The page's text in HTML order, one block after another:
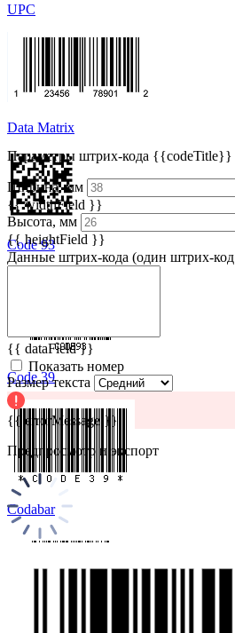
UPC
Data Matrix
Code 93
Code 39
Codabar
Параметры штрих-кода {{codeTitle}}
Ширина, мм
{{ widthField }}
Высота, мм
{{ heightField }}
Данные штрих‑кода (один штрих‑код
{{ dataField }}
Показать номер
Размер текста
{{ errorMessage }}
Предпросмотр и экспорт